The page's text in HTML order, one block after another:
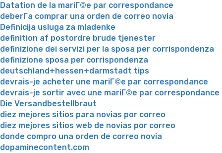
Datation de la mariГ©e par correspondance
deberГ­a comprar una orden de correo novia
Definicija usluga za mladenke
definition af postordre brude tjenester
definizione dei servizi per la sposa per corrispondenza
definizione sposa per corrispondenza
deutschland+hessen+darmstadt tips
devrais-je acheter une mariГ©e par correspondance
devrais-je sortir avec une mariГ©e par correspondance
Die Versandbestellbraut
diez mejores sitios para novias por correo
diez mejores sitios web de novias por correo
donde compro una orden de correo novia
dopaminecontent.com